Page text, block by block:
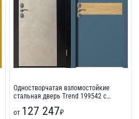
Одностворчатая взломостойкие
стальная дверь Trend 199542 с
от 127 247₽